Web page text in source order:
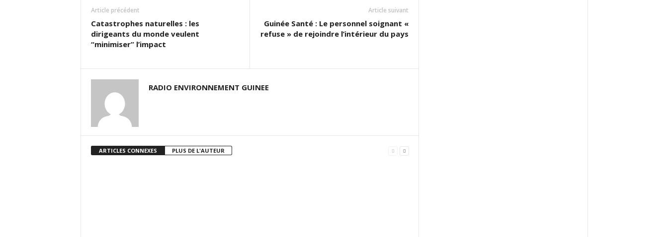
Article précédent
Catastrophes naturelles : les
dirigeants du monde veulent
“minimiser” l’impact
Article suivant
Guinée Santé : Le personnel soignant «
refuse » de rejoindre l’intérieur du pays
RADIO ENVIRONNEMENT GUINEE
ARTICLES CONNEXES PLUS DE L'AUTEUR